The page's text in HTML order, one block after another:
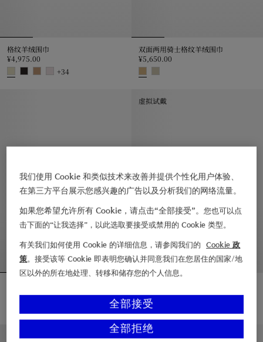
格纹羊绒围巾
¥4,975.00
+34
双面两用骑士格纹羊绒围巾
¥5,650.00
¥7,950.00
宽版双面两用风暴骑士图案围巾, ¥7,950.00
虚拟试戴
¥6,350.00
宽版格纹羊绒围巾, ¥6,350.00
私人印记服务 私人印记服务
我们使用 Cookie 和类似技术来改善并提供个性化用户体验、
在第三方平台展示您感兴趣的广告以及分析我们的网络流量。
如果您希望允许所有 Cookie，请点击“全部接受”。您也可以点
击下面的“让我选择”，以此选取要接受或禁用的 Cookie 类型。
有关我们如何使用 Cookie 的详细信息，请参阅我们的
Cookie 政
策。接受该等 Cookie 即表明您确认并同意我们在您居住的国家/地
区以外的所在地处理、转移和储存您的个人信息。
全部拒绝
全部接受